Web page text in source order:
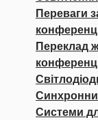
Переваги
Переклад
Системи